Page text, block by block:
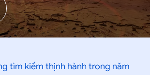
tìm kiếm thịnh hành trong năm